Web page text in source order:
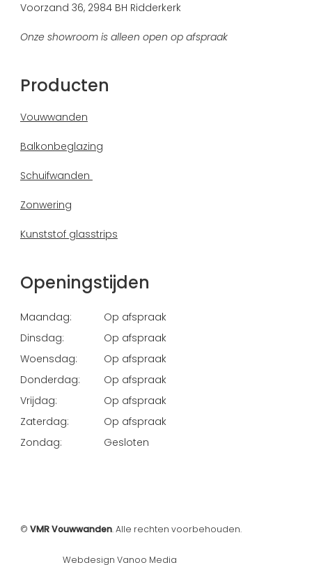
Voorzand 36, 2984 BH Ridderkerk
Onze showroom is alleen open op afspraak
Producten
Vouwwanden
Balkonbeglazing
Schuifwanden
Zonwering
Kunststof glasstrips
Openingstijden
Maandag:
Op afspraak
Dinsdag:
Op afspraak
Woensdag:
Op afspraak
Donderdag:
Op afspraak
Vrijdag:
Op afspraak
Zaterdag:
Op afspraak
Zondag:
Gesloten
© VMR Vouwwanden. Alle rechten voorbehouden.
Webdesign Vanoo Media